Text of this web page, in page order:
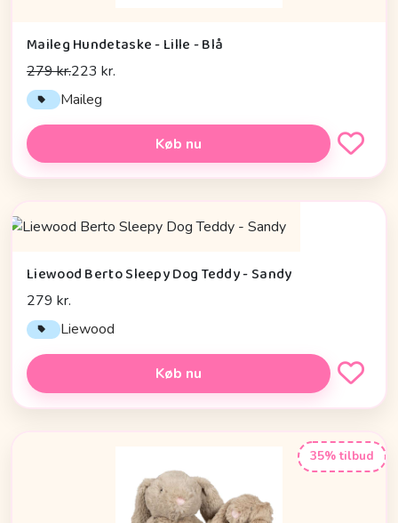
Maileg Hundetaske - Lille - Blå
279 kr.223 kr.
Maileg
Køb nu
Liewood Berto Sleepy Dog Teddy - Sandy
279 kr.
Liewood
Køb nu
35% tilbud